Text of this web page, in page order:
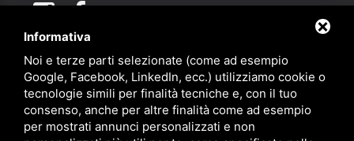
Partner
Informativa
Noi e terze parti selezionate (come ad esempio
Google, Facebook, LinkedIn, ecc.) utilizziamo cookie o
tecnologie simili per finalità tecniche e, con il tuo
consenso, anche per altre finalità come ad esempio
per mostrati annunci personalizzati e non